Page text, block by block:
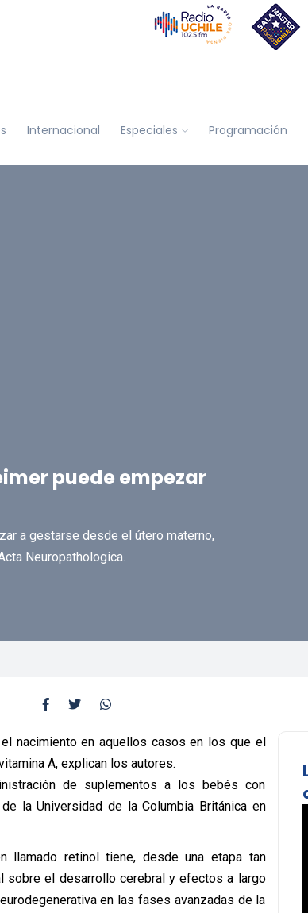
Internacional Especiales Programación
puede empezar
a gestarse desde el útero materno,
Neuropathologica.
nacimiento en aquellos casos en los que el
A, explican los autores.
de suplementos a los bebés con
la Universidad de la Columbia Británica en
llamado retinol tiene, desde una etapa tan
sobre el desarrollo cerebral y efectos a largo
en las fases avanzadas de la